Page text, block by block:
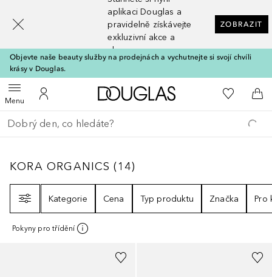
aplikaci Douglas a
pravidelně získávejte
exkluzivní akce a
slevy
ZOBRAZIT
Objevte naše beauty služby na prodejnách a vychutnejte si svojí chvíli
krásy v Douglas.
MenuOtevřít menuK mému účtu
Domů K mému
Do
Vraťte se
Proveďte vyhledávání
KORA ORGANICS 14
KORA ORGANICS (14)
Kategorie
Cena Typ produktu Značka Pro
Pokyny pro třídění
[navigation.slideout.screenreader]